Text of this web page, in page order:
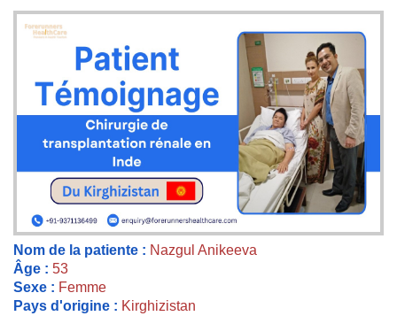
Nom de la patiente : Nazgul Anikeeva
Âge : 53
Sexe : Femme
Pays d'origine : Kirghizistan